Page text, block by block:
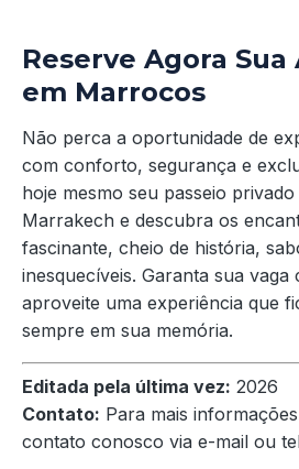
Reserve Agora Sua
em Marrocos
Não perca a oportunidade de
com conforto, segurança e
hoje mesmo seu passeio privado
Marrakech e descubra os
fascinante, cheio de história,
inesquecíveis. Garanta sua vaga
aproveite uma experiência que
sempre em sua memória.
Editada pela última vez: 2026
Contato: Para mais
contato conosco via e-mail ou